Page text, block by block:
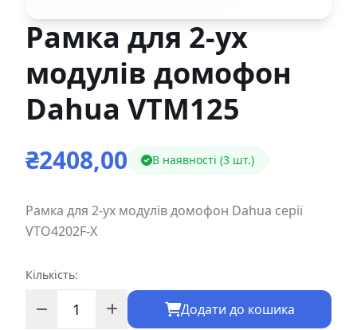
Рамка для 2-ух
модулів домофон
Dahua VTM125
₴2408,00 В наявності (3 шт.)
Рамка для 2-ух модулів домофон Dahua серії
VTO4202F-X
Кількість:
Додати до кошика